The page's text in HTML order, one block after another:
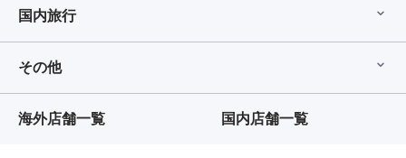
国内旅行
その他
海外店舗一覧 国内店舗一覧